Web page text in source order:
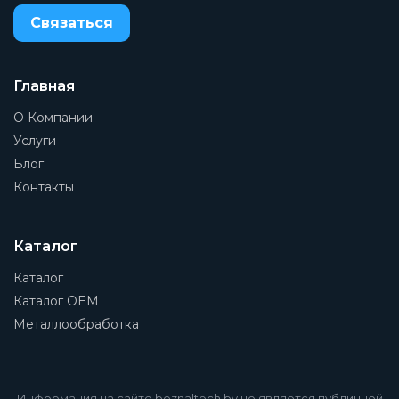
Артикул
Производитель
Степень фильтрации
Тип конструкции
Тип присоединения на входе
Материал корпуса
Связаться
Главная
О Компании
Услуги
Блог
Контакты
Каталог
Каталог
Каталог OEM
Металлообработка